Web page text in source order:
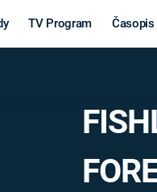
TV Program Časopis